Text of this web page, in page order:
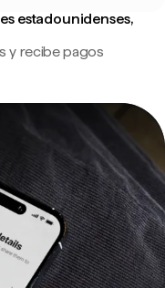
estadounidenses,
y recibe pagos